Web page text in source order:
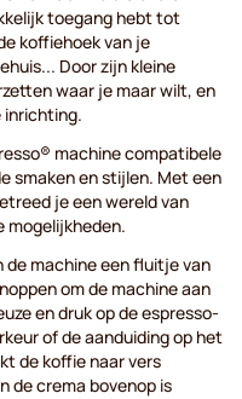
toegang hebt tot
koffiehoek van je
Door zijn kleine
waar je maar wilt, en
inrichting.
machine compatibele
smaken en stijlen. Met een
je een wereld van
mogelijkheden.
machine een fluitje van
om de machine aan
en druk op de espresso-
of de aanduiding op het
de koffie naar vers
de crema bovenop is